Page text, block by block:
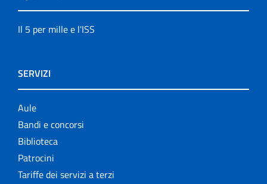
Il 5 per mille e l'ISS
SERVIZI
Aule
Bandi e concorsi
Biblioteca
Patrocini
Tariffe dei servizi a terzi